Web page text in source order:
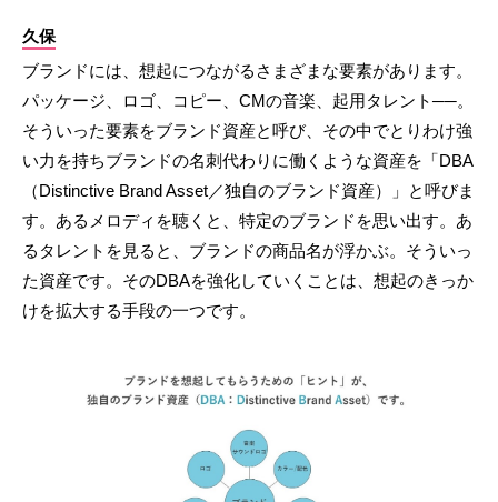
久保
ブランドには、想起につながるさまざまな要素があります。
パッケージ、ロゴ、コピー、CMの音楽、起用タレント──。
そういった要素をブランド資産と呼び、その中でとりわけ強
い力を持ちブランドの名刺代わりに働くような資産を「DBA
（Distinctive Brand Asset／独自のブランド資産）」と呼びま
す。あるメロディを聴くと、特定のブランドを思い出す。あ
るタレントを見ると、ブランドの商品名が浮かぶ。そういっ
た資産です。そのDBAを強化していくことは、想起のきっか
けを拡大する手段の一つです。